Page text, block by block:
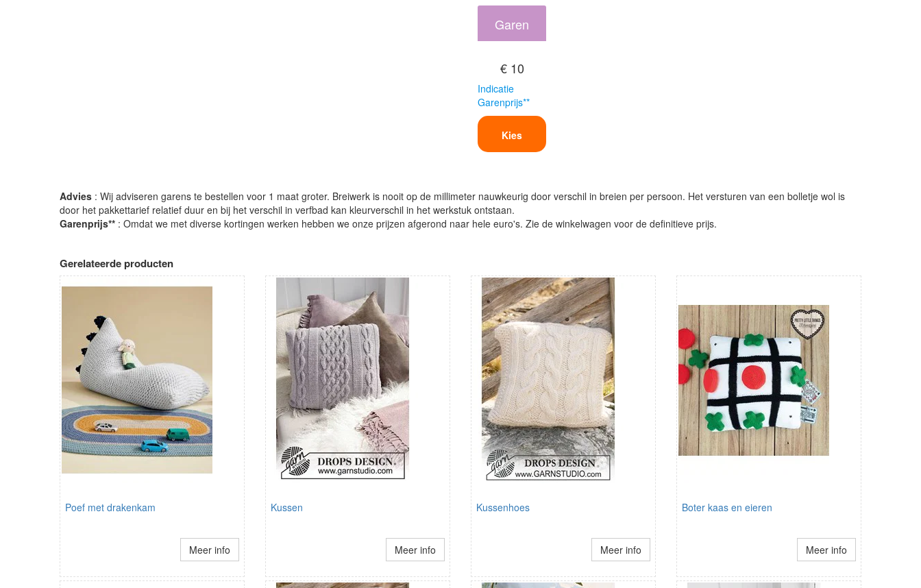
Garen
€ 10
Indicatie
Garenprijs**
Kies
Advies : Wij adviseren garens te bestellen voor 1 maat groter. Breiwerk is nooit op de millimeter nauwkeurig door verschil in breien per persoon. Het versturen van een bolletje wol is
door het pakkettarief relatief duur en bij het verschil in verfbad kan kleurverschil in het werkstuk ontstaan.
Garenprijs** : Omdat we met diverse kortingen werken hebben we onze prijzen afgerond naar hele euro's. Zie de winkelwagen voor de definitieve prijs.
Gerelateerde producten
Poef met drakenkam
Meer info
Kussen
Meer info
Kussenhoes
Meer info
Boter kaas en eieren
Meer info